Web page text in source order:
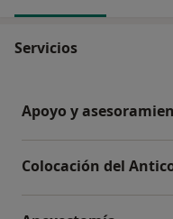
Servicios
Apoyo y
Colocación del